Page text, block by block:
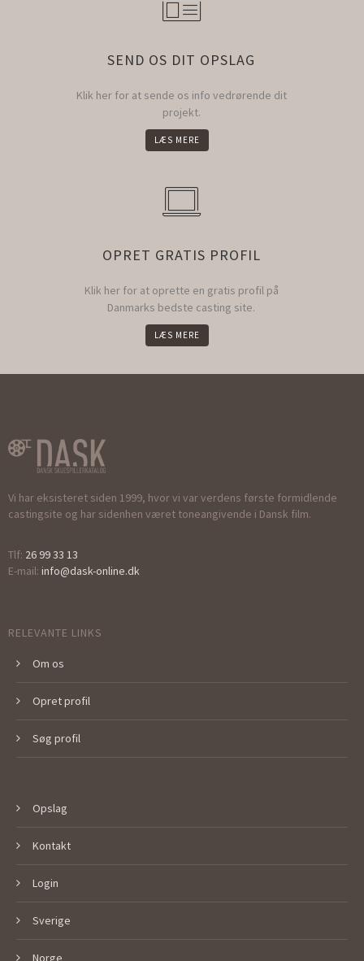
SEND OS DIT OPSLAG
Klik her for at sende os info vedrørende dit
projekt.
LÆS MERE
OPRET GRATIS PROFIL
Klik her for at oprette en gratis profil på
Danmarks bedste casting site.
LÆS MERE
Vi har eksisteret siden 1999, hvor vi var verdens første formidlende
castingsite og har sidenhen været toneangivende i Dansk film.
Tlf: 26 99 33 13
E-mail: info@dask-online.dk
RELEVANTE LINKS
Om os
Opret profil
Søg profil
Opslag
Kontakt
Login
Sverige
Norge